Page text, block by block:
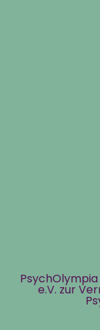
e.V. zur